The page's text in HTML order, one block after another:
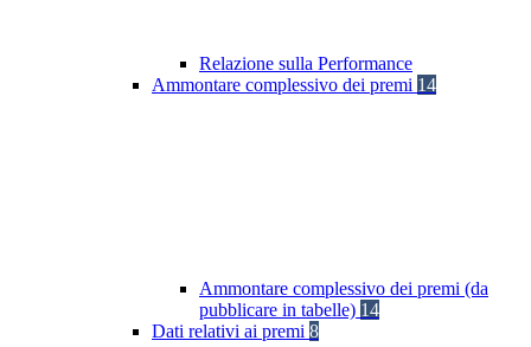
Relazione sulla Performance
Ammontare complessivo dei premi 14
Ammontare complessivo dei premi (da
pubblicare in tabelle) 14
Dati relativi ai premi 8